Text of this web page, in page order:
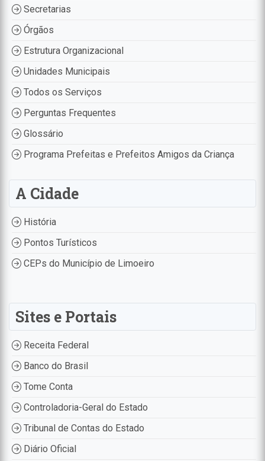
Secretarias
Órgãos
Estrutura Organizacional
Unidades Municipais
Todos os Serviços
Perguntas Frequentes
Glossário
Programa Prefeitas e Prefeitos Amigos da Criança
A Cidade
História
Pontos Turísticos
CEPs do Município de Limoeiro
Sites e Portais
Receita Federal
Banco do Brasil
Tome Conta
Controladoria-Geral do Estado
Tribunal de Contas do Estado
Diário Oficial